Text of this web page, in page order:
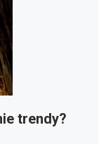
trendy?